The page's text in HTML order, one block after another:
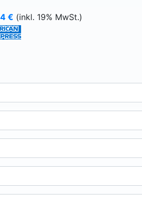
€ (inkl. 19% MwSt.)